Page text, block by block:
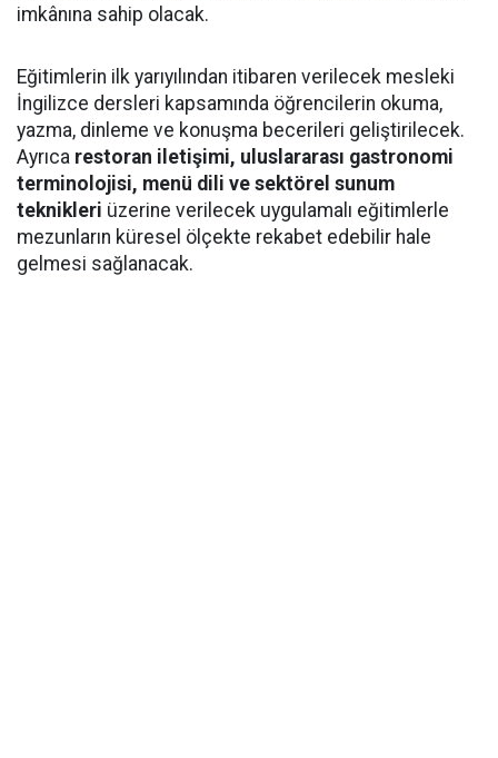
imkânına sahip olacak.
Eğitimlerin ilk yarıyılından itibaren verilecek mesleki
İngilizce dersleri kapsamında öğrencilerin okuma,
yazma, dinleme ve konuşma becerileri geliştirilecek.
Ayrıca restoran iletişimi, uluslararası gastronomi
terminolojisi, menü dili ve sektörel sunum
teknikleri üzerine verilecek uygulamalı eğitimlerle
mezunların küresel ölçekte rekabet edebilir hale
gelmesi sağlanacak.